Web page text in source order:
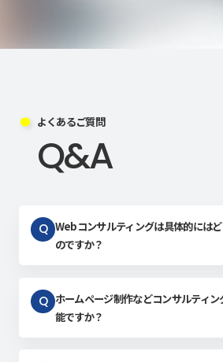
よくあるご質問
Q&A
Q Webコンサルティングは具体的には
のですか？
Q ホームページ制作などコンサルティ
能ですか？